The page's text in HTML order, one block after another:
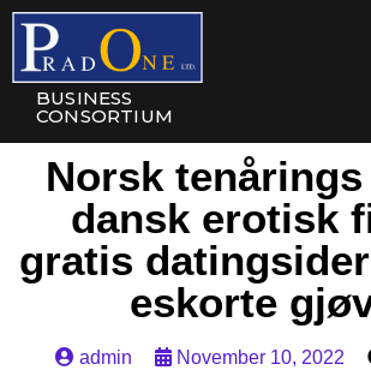
BUSINESS
CONSORTIUM
Norsk
dansk erotisk
gratis
eskorte
admin November 10, 2022